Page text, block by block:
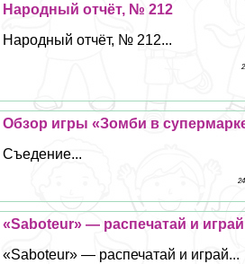
Народный отчёт, № 212
Народный отчёт, № 212...
Обзор игры «Зомби в
Съедение...
«Saboteur» — распечатай и играй
«Saboteur» — распечатай и играй...